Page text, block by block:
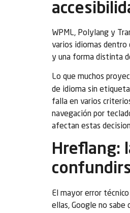
WPML, Polylang y
varios idiomas dentro
y una forma distinta
Lo que muchos
de idioma sin etiqueta
falla en varios
navegación por
afectan estas
Hreflang:
El mayor error
ellas, Google no sabe